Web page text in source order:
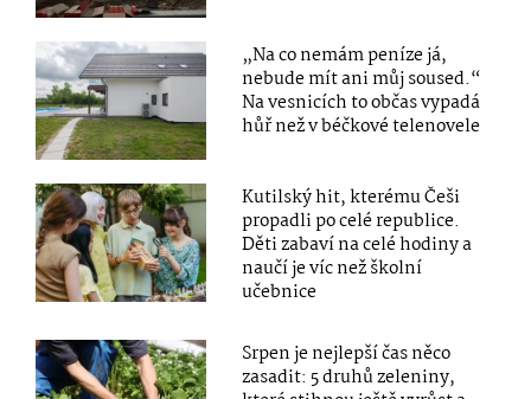
„Na co nemám peníze já,
nebude mít ani můj soused.“
Na vesnicích to občas vypadá
hůř než v béčkové telenovele
Kutilský hit, kterému Češi
propadli po celé republice.
Děti zabaví na celé hodiny a
naučí je víc než školní
učebnice
Srpen je nejlepší čas něco
zasadit: 5 druhů zeleniny,